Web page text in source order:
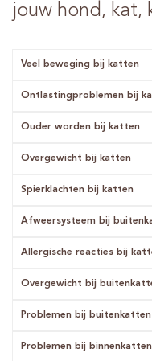
jouw hond, kat,
Veel beweging bij katten
Ontlastingproblemen bij
Ouder worden bij katten
Overgewicht bij katten
Spierklachten bij katten
Afweersysteem bij
Allergische reacties bij
Overgewicht bij
Problemen bij buitenkatten
Problemen bij binnenkatten